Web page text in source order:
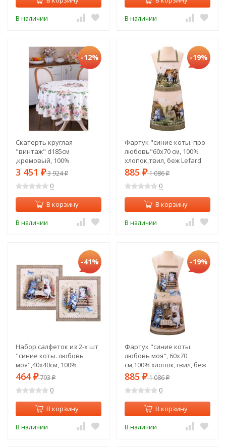
В наличии В наличии
-12%
Скатерть круглая
"винтаж" d185см
,кремовый, 100%
хлопок,твил пропитка
Lefard (850-714-23)
3 451 ₽3 924₽
0
В корзину
В наличии
-19%
Фартук "синие коты. про
любовь"60х70 см, 100%
хлопок,твил, беж Lefard
(850-720-7)
885 ₽1 086₽
0
В корзину
В наличии
-41%
Набор салфеток из 2-х шт
"синие коты. любовь
моя",40х40см, 100%
хлопок,твил, беж Lefard
(850-719-81)
464 ₽793₽
0
В корзину
В наличии
-19%
Фартук "синие коты.
любовь моя", 60х70
см,100% хлопок,твил, беж
Lefard (850-719-7)
885 ₽1 086₽
0
В корзину
В наличии